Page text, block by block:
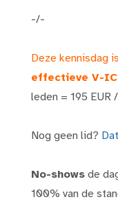
-/-
Deze kennisdag is
effectieve V-
leden = 195 EUR
Nog geen lid?
No-shows de
100% van de